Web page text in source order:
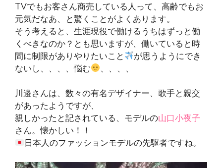
TVでもお客さん商売している人って、高齢でもお
元気だなあ、と驚くことがよくあります。
そう考えると、生涯現役で働けるうちはずっと働
くべきなのか？とも思いますが、働いていると時
間に制限がありやりたいこと
が思うようにでき
ないし、、、、悩む
、、、、
川邉さんは、数々の有名デザイナー、歌手と親交
があったようですが、
親しかったと記されている、モデルの山口小夜子
さん。懐かしい！！
日本人のファッションモデルの先駆者ですね。